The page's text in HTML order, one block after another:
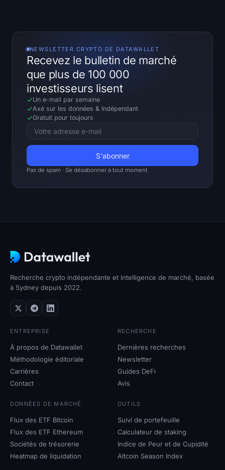
NEWSLETTER CRYPTO DE DATAWALLET
Recevez le bulletin de marché
que plus de 100 000
investisseurs lisent
Un e-mail par semaine
Axé sur les données & Indépendant
Gratuit pour toujours
Pas de spam · Se désabonner à tout moment
Recherche crypto indépendante et intelligence de marché, basée
à Sydney depuis 2022.
ENTREPRISE
À propos de Datawallet
Méthodologie éditoriale
Carrières
Contact
RECHERCHE
Dernières recherches
Newsletter
Guides DeFi
Avis
DONNÉES DE MARCHÉ
Flux des ETF Bitcoin
Flux des ETF Ethereum
Sociétés de trésorerie
Heatmap de liquidation
OUTILS
Suivi de portefeuille
Calculateur de staking
Indice de Peur et de Cupidité
Altcoin Season Index